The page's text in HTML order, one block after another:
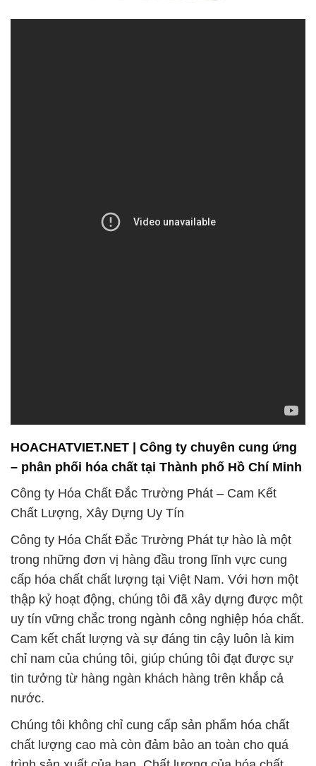
HOACHATVIET.NET | Công ty chuyên cung ứng
– phân phối hóa chất tại Thành phố Hồ Chí Minh
Công ty Hóa Chất Đắc Trường Phát – Cam Kết
Chất Lượng, Xây Dựng Uy Tín
Công ty Hóa Chất Đắc Trường Phát tự hào là một
trong những đơn vị hàng đầu trong lĩnh vực cung
cấp hóa chất chất lượng tại Việt Nam. Với hơn một
thập kỷ hoạt động, chúng tôi đã xây dựng được một
uy tín vững chắc trong ngành công nghiệp hóa chất.
Cam kết chất lượng và sự đáng tin cậy luôn là kim
chỉ nam của chúng tôi, giúp chúng tôi đạt được sự
tin tưởng từ hàng ngàn khách hàng trên khắp cả
nước.
Chúng tôi không chỉ cung cấp sản phẩm hóa chất
chất lượng cao mà còn đảm bảo an toàn cho quá